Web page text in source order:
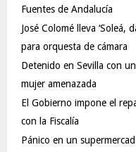
Fuentes de Andalucía
José Colomé lleva ‘Soleá,
para orquesta de cámara
Detenido en Sevilla con
mujer amenazada
El Gobierno impone el
con la Fiscalía
Pánico en un